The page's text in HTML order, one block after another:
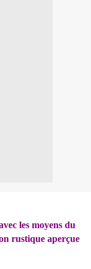
les moyens du
rustique aperçue